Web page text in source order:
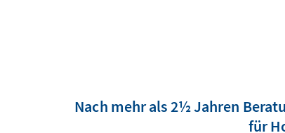
Nach mehr als 2½ Jahren
für